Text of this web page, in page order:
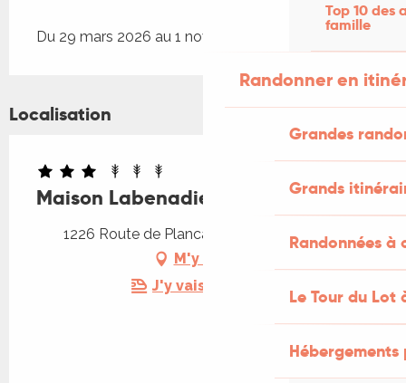
Top 10 des
famille
Randonner en
Grandes
Grands
Randonnées
Le Tour du Lot
Du 29 mars 2026 au 1 novembre 2026
Localisation
Maison Labenadie
1226 Route de Plancat, 46270 Montredon
M'y rendre
J'y vais en train !